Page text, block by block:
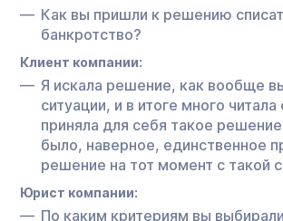
Как вы пришли к решению
банкротство?
Клиент компании:
Я искала решение, как вообще
ситуации, и в итоге много
приняла для себя такое
было, наверное, единственное
решение на тот момент с такой
Юрист компании:
По каким критериям вы